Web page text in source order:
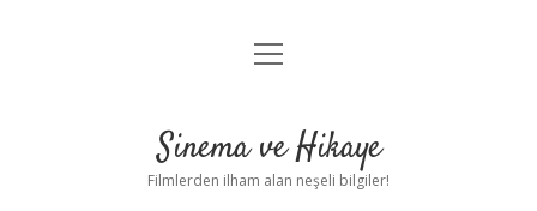
Gizlilik Politikası
Yasal Uyarı
menüyü
Sinema ve Hikaye
Filmlerden ilham alan neşeli bilgiler!